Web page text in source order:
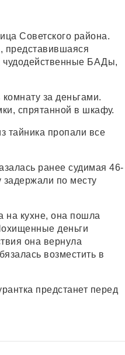
Советского района.
представившаяся
чудодейственные БАДы,
за деньгами.
спрятанной в шкафу.
тайника пропали все
ранее судимая 46-
задержали по месту
на кухне, она пошла
деньги
она вернула
возместить в
предстанет перед